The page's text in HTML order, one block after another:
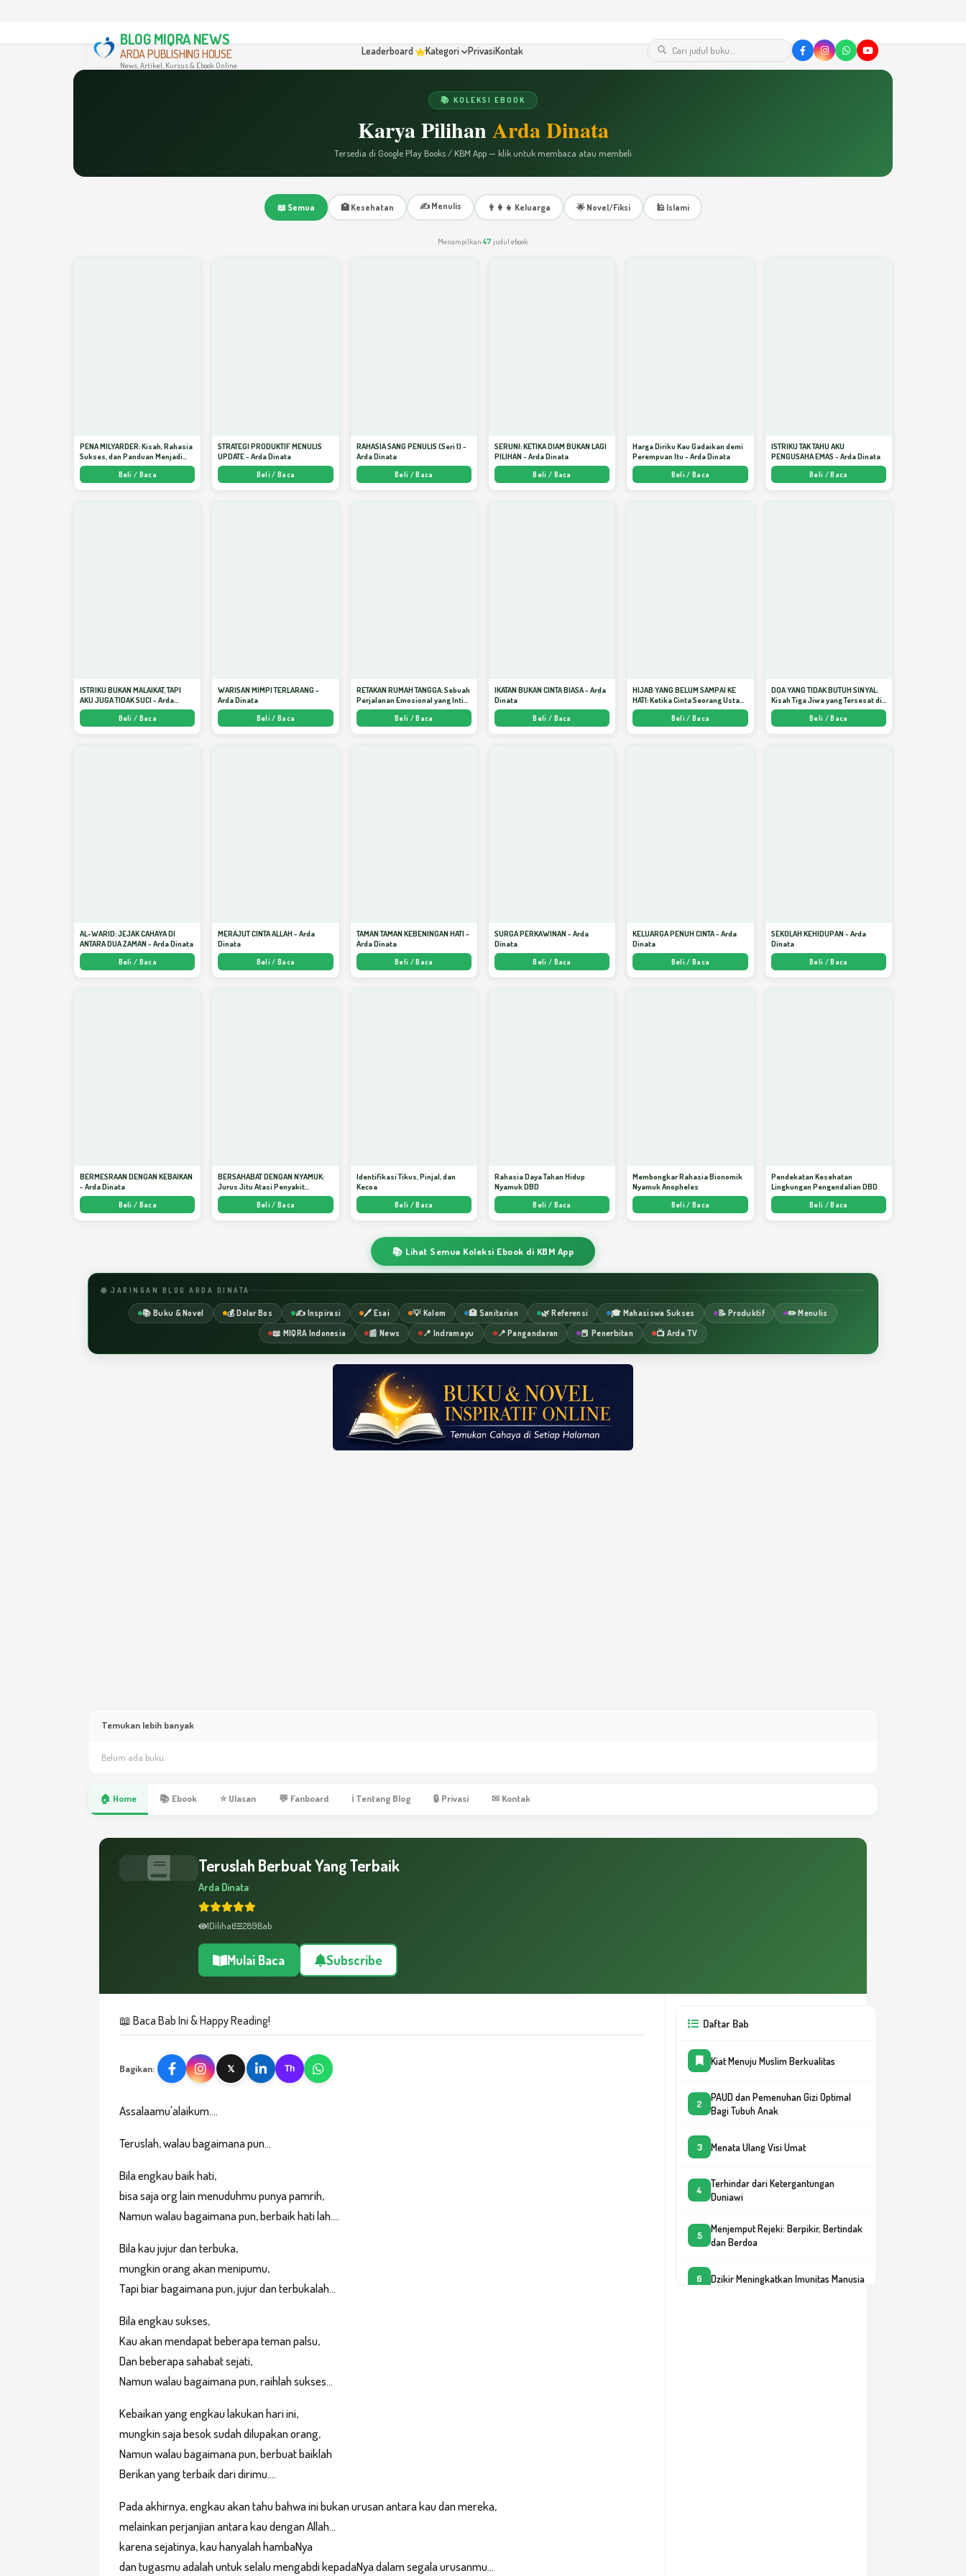
BLOG MIQRA NEWS
ARDA PUBLISHING HOUSE
News, Artikel, Kursus & Ebook Online
Leaderboard Kategori PrivasiKontak
📚 KOLEKSI EBOOK
Karya PilihanArda Dinata
Tersedia di Google Play Books / KBM App — klik untuk membaca atau membeli
📖 Semua 🏥 Kesehatan ✍️ Menulis 👨‍👩‍👧 Keluarga 🌟 Novel/Fiksi 🕌 Islami
Menampilkan47 judul ebook
PENA MILYARDER: Kisah, Rahasia
Sukses, dan Panduan Menjadi
Penulis 1 Milyar di KBM App dari
Nol - Arda DinataBeli / Baca
STRATEGI PRODUKTIF MENULIS
UPDATE - Arda Dinata
Beli / Baca
RAHASIA SANG PENULIS (Seri 1) -
Arda Dinata
Beli / Baca
SERUNI: KETIKA DIAM BUKAN LAGI
PILIHAN - Arda Dinata
Beli / Baca
Harga Diriku Kau Gadaikan demi
Perempuan Itu - Arda Dinata
Beli / Baca
ISTRIKU TAK TAHU AKU
PENGUSAHA EMAS - Arda Dinata
Beli / Baca
ISTRIKU BUKAN MALAIKAT, TAPI
AKU JUGA TIDAK SUCI - Arda
Dinata
Beli / Baca
WARISAN MIMPI TERLARANG -
Arda Dinata
Beli / Baca
RETAKAN RUMAH TANGGA: Sebuah
Perjalanan Emosional yang Intim
dan Mendalam - Arda Dinata
Beli / Baca
IKATAN BUKAN CINTA BIASA - Arda
Dinata
Beli / Baca
HIJAB YANG BELUM SAMPAI KE
HATI: Ketika Cinta Seorang Ustadz
Menjadi Cermin yang Paling
Kejam - Arda Dinata
Beli / Baca
DOA YANG TIDAK BUTUH SINYAL:
Kisah Tiga Jiwa yang Tersesat di
Era AI dan Menemukan Jalan
Pulang di Bulan Ramadhan" -
Arda Dinata
Beli / Baca
AL-WARID: JEJAK CAHAYA DI
ANTARA DUA ZAMAN - Arda Dinata
Beli / Baca
MERAJUT CINTA ALLAH - Arda
Dinata
Beli / Baca
TAMAN TAMAN KEBENINGAN HATI -
Arda Dinata
Beli / Baca
SURGA PERKAWINAN - Arda
Dinata
Beli / Baca
KELUARGA PENUH CINTA - Arda
Dinata
Beli / Baca
SEKOLAH KEHIDUPAN - Arda
Dinata
Beli / Baca
BERMESRAAN DENGAN KEBAIKAN
- Arda Dinata
Beli / Baca
BERSAHABAT DENGAN NYAMUK:
Jurus Jitu Atasi Penyakit
Bersumber Nyamuk - Arda Dinata
Beli / Baca
Identifikasi Tikus, Pinjal, dan
Kecoa
Beli / Baca
Rahasia Daya Tahan Hidup
Nyamuk DBD
Beli / Baca
Membongkar Rahasia Bionomik
Nyamuk Anopheles
Beli / Baca
Pendekatan Kesehatan
Lingkungan Pengendalian DBD
Beli / Baca
📚 Lihat Semua Koleksi Ebook di KBM App
🌐 JARINGAN BLOG ARDA DINATA
📚 Buku & Novel 💰 Dolar Bos ✍️ Inspirasi 🖊️ Esai 💡 Kolom 🏥 Sanitarian 🌿 Referensi 🎓 Mahasiswa Sukses 📝 Produktif
✏️ Menulis
📖 MIQRA Indonesia
📰 News 📍 Indramayu 📍 Pangandaran 📕 Penerbitan 📺 Arda TV
Temukan lebih banyak
Belum ada buku.
🏠 Home 📚 Ebook ⭐ Ulasan 💬 Fanboard ℹ Tentang Blog 🔒 Privasi ✉ Kontak
Teruslah Berbuat Yang Terbaik
Arda Dinata
1Dilihat 289Bab
Mulai Baca Subscribe
📖 Baca Bab Ini & Happy Reading!
Bagikan: 𝕏 Th
Assalaamu'alaikum....
Teruslah, walau bagaimana pun...
Bila engkau baik hati,
bisa saja org lain menuduhmu punya pamrih,
Namun walau bagaimana pun, berbaik hati lah....
Bila kau jujur dan terbuka,
mungkin orang akan menipumu,
Tapi biar bagaimana pun, jujur dan terbukalah...
Bila engkau sukses,
Kau akan mendapat beberapa teman palsu,
Dan beberapa sahabat sejati,
Namun walau bagaimana pun, raihlah sukses...
Kebaikan yang engkau lakukan hari ini,
mungkin saja besok sudah dilupakan orang,
Namun walau bagaimana pun, berbuat baiklah
Berikan yang terbaik dari dirimu....
Pada akhirnya, engkau akan tahu bahwa ini bukan urusan antara kau dan mereka,
melainkan perjanjian antara kau dengan Allah...
karena sejatinya, kau hanyalah hambaNya
dan tugasmu adalah untuk selalu mengabdi kepadaNya dalam segala urusanmu...
Daftar Bab
Kiat Menuju Muslim Berkualitas
2
PAUD dan Pemenuhan Gizi Optimal
Bagi Tubuh Anak
3 Menata Ulang Visi Umat
4
Terhindar dari Ketergantungan
Duniawi
5
Menjemput Rejeki: Berpikir, Bertindak
dan Berdoa
6 Dzikir Meningkatkan Imunitas Manusia